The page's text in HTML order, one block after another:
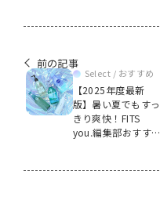
前の記事
Select / おすすめ
【2025年度最新
版】暑い夏でもすっ
きり爽快！FITS
you.編集部おすすめ